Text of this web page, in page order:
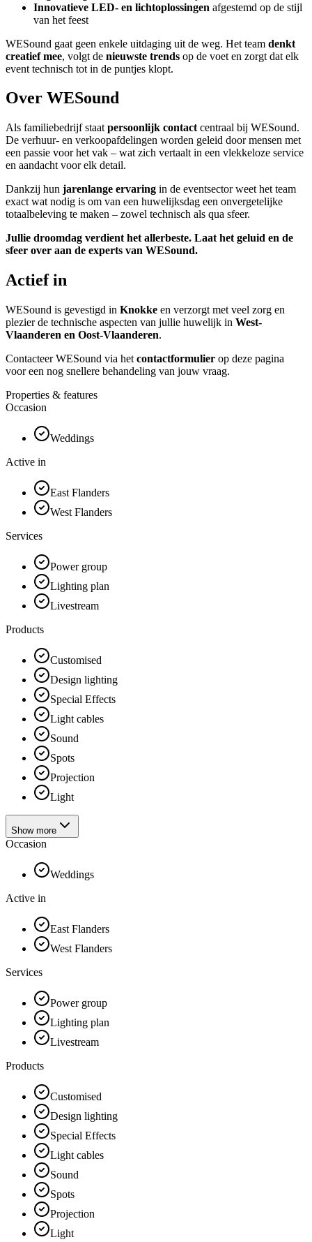
Innovatieve LED- en lichtoplossingen afgestemd op de stijl
van het feest
WESound gaat geen enkele uitdaging uit de weg. Het team denkt
creatief mee, volgt de nieuwste trends op de voet en zorgt dat elk
event technisch tot in de puntjes klopt.
Over WESound
Als familiebedrijf staat persoonlijk contact centraal bij WESound.
De verhuur- en verkoopafdelingen worden geleid door mensen met
een passie voor het vak – wat zich vertaalt in een vlekkeloze service
en aandacht voor elk detail.
Dankzij hun jarenlange ervaring in de eventsector weet het team
exact wat nodig is om van een huwelijksdag een onvergetelijke
totaalbeleving te maken – zowel technisch als qua sfeer.
Jullie droomdag verdient het allerbeste. Laat het geluid en de
sfeer over aan de experts van WESound.
Actief in
WESound is gevestigd in Knokke en verzorgt met veel zorg en
plezier de technische aspecten van jullie huwelijk in West-
Vlaanderen en Oost-Vlaanderen.
Contacteer WESound via het contactformulier op deze pagina
voor een nog snellere behandeling van jouw vraag.
Properties & features
Occasion
Weddings
Active in
East Flanders
West Flanders
Services
Power group
Lighting plan
Livestream
Products
Customised
Design lighting
Special Effects
Light cables
Sound
Spots
Projection
Light
Show more
Occasion
Weddings
Active in
East Flanders
West Flanders
Services
Power group
Lighting plan
Livestream
Products
Customised
Design lighting
Special Effects
Light cables
Sound
Spots
Projection
Light